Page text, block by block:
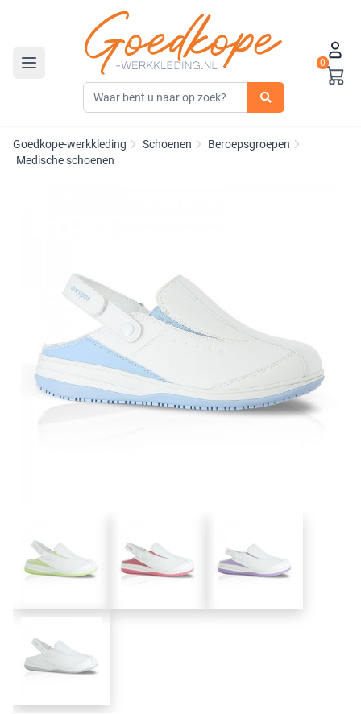
Toggle navigation
0
Goedkope-werkkleding Schoenen
Beroepsgroepen
Medische schoenen